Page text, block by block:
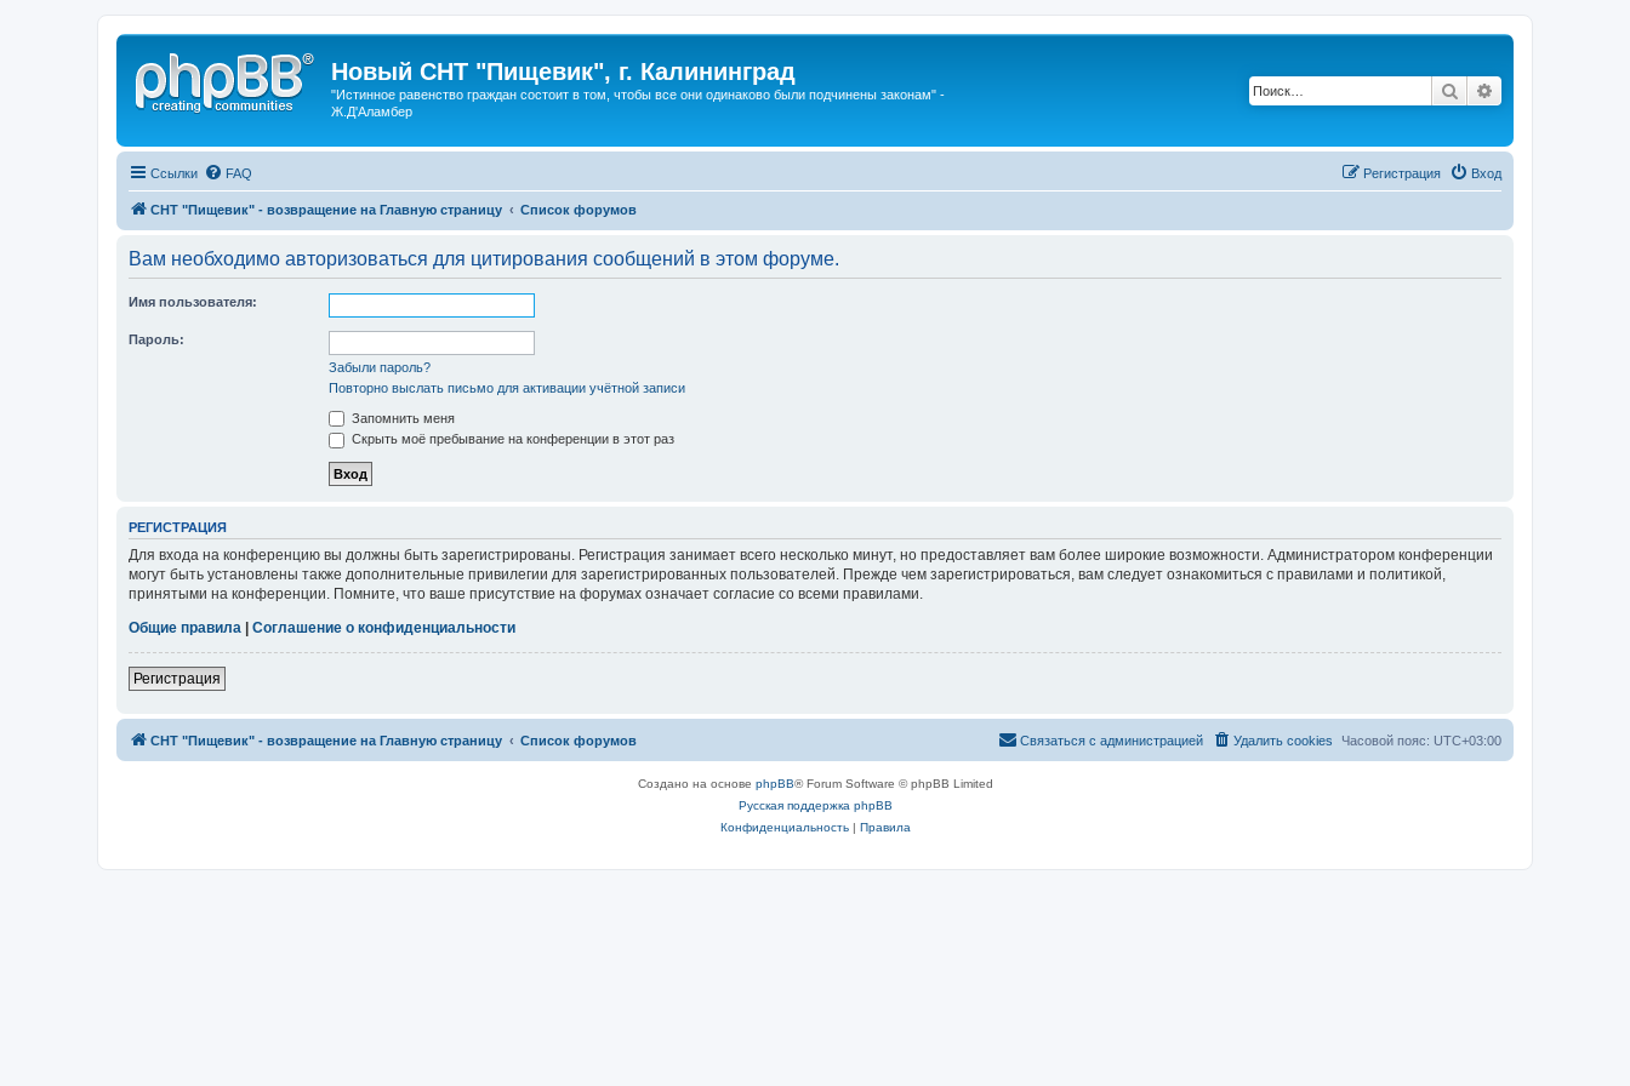
Новый СНТ "Пищевик", г. Калининград
"Истинное равенство граждан состоит в том, чтобы все они одинаково были подчинены законам" -
Ж.Д'Аламбер
Поиск
Ссылки FAQ Вход
Регистрация
СНТ "Пищевик" - возвращение на Главную страницу Список форумов
Вам необходимо авторизоваться для цитирования сообщений в этом форуме.
Имя пользователя:
Пароль:
Забыли пароль?
Повторно выслать письмо для активации учётной записи
Запомнить меня
Скрыть моё пребывание на конференции в этот раз
РЕГИСТРАЦИЯ
Для входа на конференцию вы должны быть зарегистрированы. Регистрация занимает всего несколько минут, но предоставляет вам более широкие возможности. Администратором конференции
могут быть установлены также дополнительные привилегии для зарегистрированных пользователей. Прежде чем зарегистрироваться, вам следует ознакомиться с правилами и политикой,
принятыми на конференции. Помните, что ваше присутствие на форумах означает согласие со всеми правилами.
Общие правила
Соглашение о конфиденциальности
Регистрация
СНТ "Пищевик" - возвращение на Главную страницу Список форумов Часовой пояс: UTC+03:00
Удалить cookies
Связаться с администрацией
Создано на основе phpBB® Forum Software © phpBB Limited
Русская поддержка phpBB
Конфиденциальность| Правила